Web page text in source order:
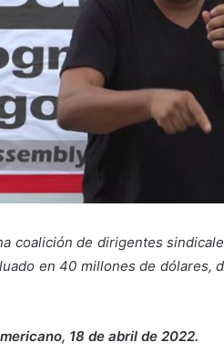
coalición de dirigentes
en 40 millones de dólares,
18 de abril de 2022.